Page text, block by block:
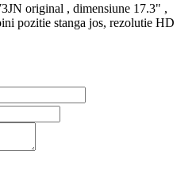
original , dimensiune 17.3" ,
pozitie stanga jos, rezolutie HD